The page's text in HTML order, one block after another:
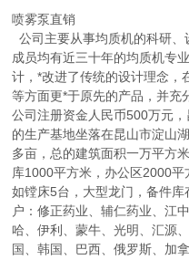
喷雾泵直销
公司主要从事均质机的科研
成员均有近三十年的均质机专
计，*改进了传统的设计理念，
等方面更*于原先的产品，并充
公司注册资金人民币500万元
的生产基地坐落在昆山市淀山
多亩，总的建筑面积一万平方
库1000平方米，办公区2000平
如镗床5台，大型龙门，备件
户：修正药业、辅仁药业、江
哈、伊利、蒙牛、光明、汇源
国、韩国、巴西、俄罗斯、加